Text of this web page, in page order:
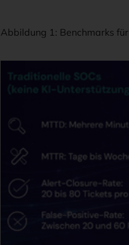
Abbildung 1: Benchmarks